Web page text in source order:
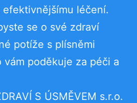
léčení.
se o své zdraví
potíže s plísněmi
vám poděkuje za péči a
S ÚSMĚVEM s.r.o.